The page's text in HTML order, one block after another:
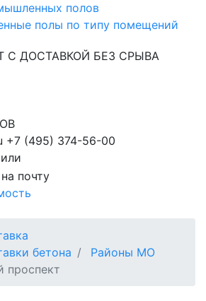
полов
полы по типу помещений
+7 (495) 374-56-00
почту
бетона
Районы МО
проспект